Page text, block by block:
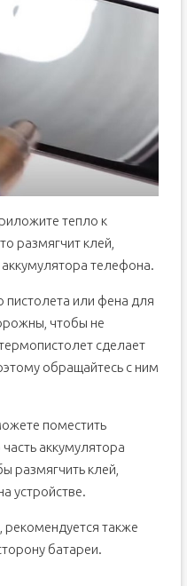
тепло к
размягчит клей,
телефона.
пистолета или фена для
чтобы не
сделает
обращайтесь с ним
поместить
аккумулятора
размягчить клей,
устройстве.
рекомендуется также
батареи.